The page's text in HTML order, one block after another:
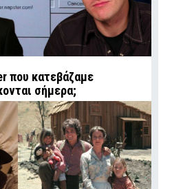
που κατεβάζαμε
σήμερα;